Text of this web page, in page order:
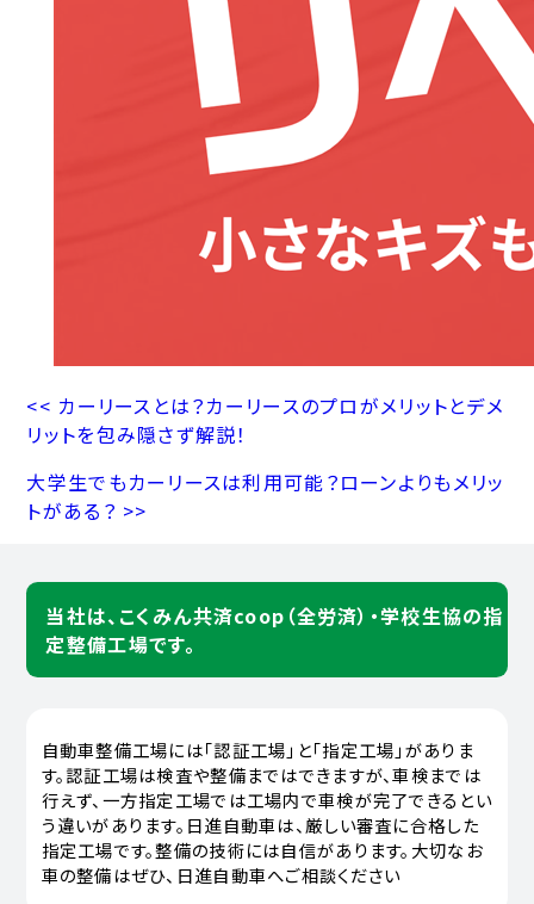
<< カーリースとは？カーリースのプロがメリットとデメ
リットを包み隠さず解説！
大学生でもカーリースは利用可能？ローンよりもメリッ
トがある？ >>
当社は、こくみん共済coop（全労済）・学校生協の指
定整備工場です。
自動車整備工場には「認証工場」と「指定工場」がありま
す。認証工場は検査や整備まではできますが、車検までは
行えず、一方指定工場では工場内で車検が完了できるとい
う違いがあります。日進自動車は、厳しい審査に合格した
指定工場です。整備の技術には自信があります。大切なお
車の整備はぜひ、日進自動車へご相談ください